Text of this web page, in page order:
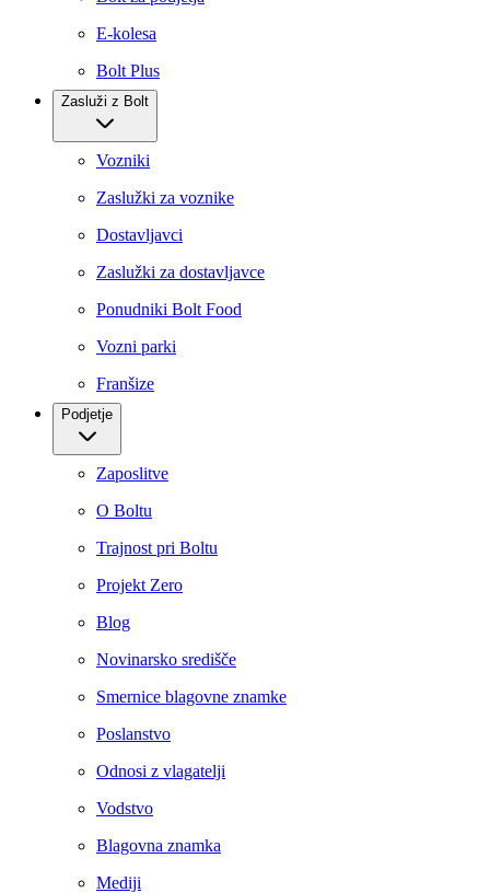
E-kolesa
Bolt Plus
Zasluži z Bolt
Vozniki
Zaslužki za voznike
Dostavljavci
Zaslužki za dostavljavce
Ponudniki Bolt Food
Vozni parki
Franšize
Podjetje
Zaposlitve
O Boltu
Trajnost pri Boltu
Projekt Zero
Blog
Novinarsko središče
Smernice blagovne znamke
Poslanstvo
Odnosi z vlagatelji
Vodstvo
Blagovna znamka
Mediji